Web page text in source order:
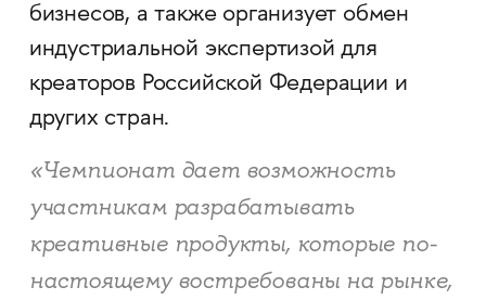
бизнесов, а также организует обмен
индустриальной экспертизой для
креаторов Российской Федерации и
других стран.
«Чемпионат дает возможность
участникам разрабатывать
креативные продукты, которые по-
настоящему востребованы на рынке,